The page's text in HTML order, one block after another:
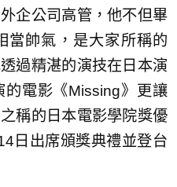
企公司高管，他不但畢
當帥氣，是大家所稱的
過精湛的演技在日本演
電影《Missing》更讓
稱的日本電影學院獎優
日出席頒獎典禮並登台